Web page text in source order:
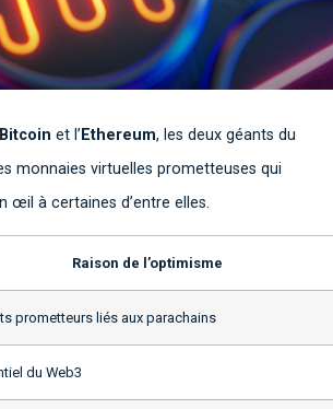
Bitcoin et l’ Ethereum, les deux géants du
monnaies virtuelles prometteuses qui
œil à certaines d’entre elles.
Raison de l’optimisme
prometteurs liés aux parachains
du Web3